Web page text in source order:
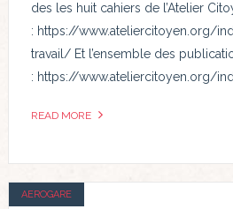
des les huit cahiers de l’Atelier
: https://www.ateliercitoyen.org/
travail/ Et l’ensemble des
: https://www.ateliercitoyen.org/
READ MORE
AEROGARE